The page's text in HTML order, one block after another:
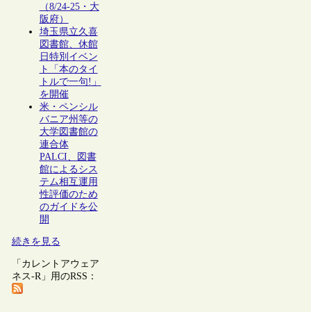
（8/24-25・大
阪府）
埼玉県立久喜
図書館、休館
日特別イベン
ト「本のタイ
トルで一句!」
を開催
米・ペンシル
バニア州等の
大学図書館の
連合体
PALCI、図書
館によるシス
テム相互運用
性評価のため
のガイドを公
開
続きを見る
「カレントアウェア
ネス-R」用のRSS：